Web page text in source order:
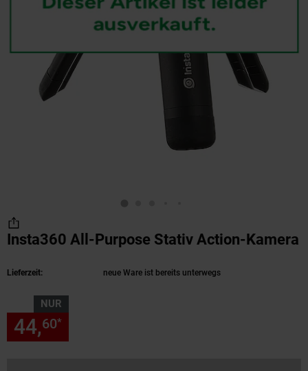
Insta360 All-Purpose Stativ Action-Kamera
Lieferzeit: neue Ware ist bereits unterwegs
NUR
44,60*